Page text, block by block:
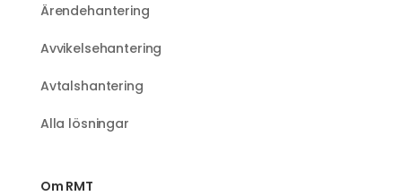
Ärendehantering
Avvikelsehantering
Avtalshantering
Alla lösningar
Om RMT